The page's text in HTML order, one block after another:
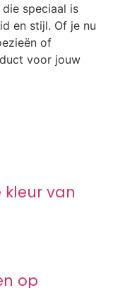
speciaal is
en stijl. Of je nu
of
voor jouw
kleur van
op